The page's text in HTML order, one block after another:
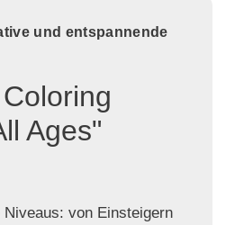
und entspannende
Ages"
von Einsteigern